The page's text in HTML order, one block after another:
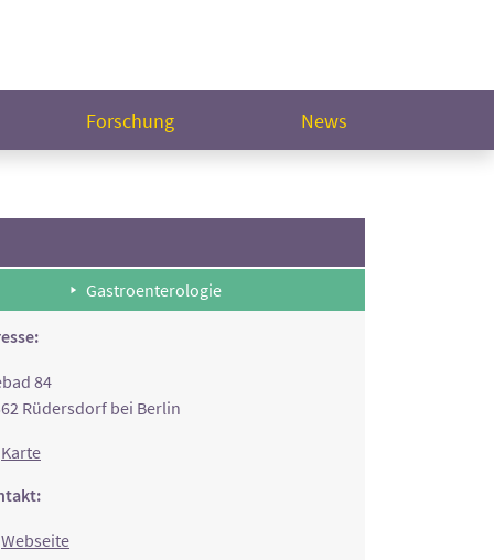
Forschung News
Gastroenterologie
84
Rüdersdorf bei Berlin
Karte
Webseite